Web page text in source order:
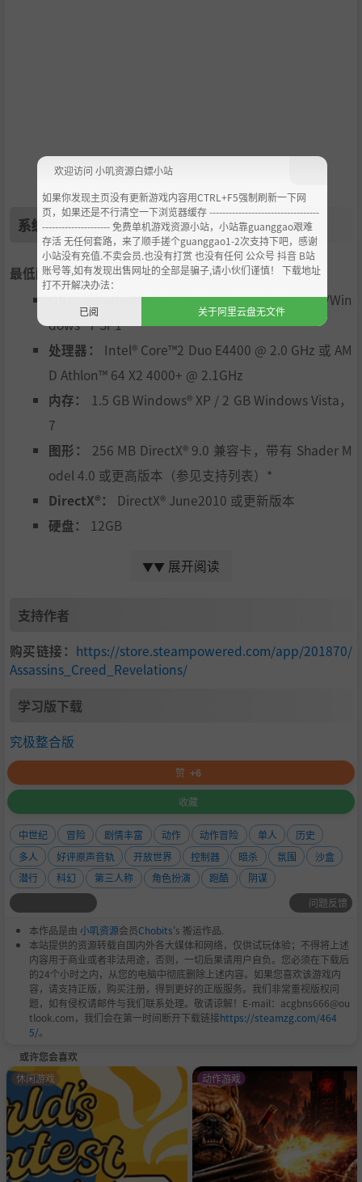
系统需求
最低配置：
Windows® XP SP3 / Windows Vista® SP2 /Win
dows® 7 SP1
处理器：
Intel® Core™2 Duo E4400 @ 2.0 GHz 或 AM
D Athlon™ 64 X2 4000+ @ 2.1GHz
内存：
1.5 GB Windows® XP / 2 GB Windows Vista，
7
图形：
256 MB DirectX® 9.0 兼容卡，带有 Shader M
odel 4.0 或更高版本（参见支持列表）*
DirectX®：
DirectX® June2010 或更新版本
硬盘：
12GB
键盘、鼠标、可选控制器
接，多人游戏需要永久宽带连接。
*本产品在发布时不支持 Windows® 98/ME/2000/NT
支持的显卡：AMD Radeon™ HD2600XT 或更高/300
0/4000/5000/6000 桌面系列NVIDIA® GeForce® 8600
卡的笔记本电脑版本可能有效，但不受官方支持。这
些芯片组是唯一可以运行这款游戏的芯片组。有关最
新的最低要求列表，请访问我们支持网站
ort.ubi.com上此游戏的常见问题解答。
推荐配置：
OS：Windows® XP SP3 / Windows Vista® SP2 /Win
处理器：Intel® Core™2 Duo E6700 @ 2.6 GHz 或 AM
D Athlon™ 64 X2 6000+ @ 3.0 GHz 或更高
内存：2 GB Windows® XP / Windows Vista® / Windo
ws® 7
odel 5.0 或更高版本（参见支持列表）*
DirectX®：DirectX® June2010 或更新版本
硬盘：12GB
声音：支持环绕声 5.1 的声卡
外设：键盘、鼠标、操纵杆可选（推荐用于 Window
▼▼ 展开阅读
支持作者
购买链接： https://store.steampowered.com/app/201870/
Assassins_Creed_Revelations/
学习版下载
究极整合版
赞 +6
收藏
中世纪 冒险 剧情丰富 动作 动作冒险 单人
历史
多人
好评原声音轨 开放世界 控制器 暗杀 氛围
沙盒
潜行
科幻 第三人称 角色扮演 跑酷
阴谋
问题反馈
本作品是由 小叽资源会员Chobits's 搬运作品.
本站提供的资源转载自国内外各大媒体和网络，仅供试玩体验；不得将上述
内容用于商业或者非法用途，否则，一切后果请用户自负。您必须在下载后
的24个小时之内，从您的电脑中彻底删除上述内容。如果您喜欢该游戏内
容，请支持正版，购买注册，得到更好的正版服务。我们非常重视版权问
题，如有侵权请邮件与我们联系处理。敬请谅解！E-mail：acgbns666@ou
tlook.com，我们会在第一时间断开下载链接https://steamzg.com/464
5/。
或许您会喜欢
休闲游戏 动作游戏
欢迎访问 小叽资源白嫖小站
如果你发现主页没有更新游戏内容用CTRL+F5强制刷新一下网
页，如果还是不行清空一下浏览器缓存 ----------------------------------
--------------------- 免费单机游戏资源小站，小站靠guanggao艰难
存活 无任何套路，来了顺手搓个guanggao1-2次支持下吧，感谢
小站没有充值.不卖会员.也没有打赏 也没有任何 公众号 抖音 B站
账号等,如有发现出售网址的全部是骗子,请小伙们谨慎！ 下载地址
打不开解决办法：
已阅
关于阿里云盘无文件